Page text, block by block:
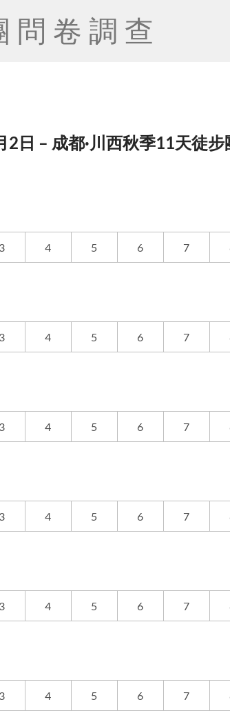
問卷調查
日 – 成都·川西秋季11天徒
3 4 5 6 7
3 4 5 6 7
3 4 5 6 7
3 4 5 6 7
3 4 5 6 7
3 4 5 6 7